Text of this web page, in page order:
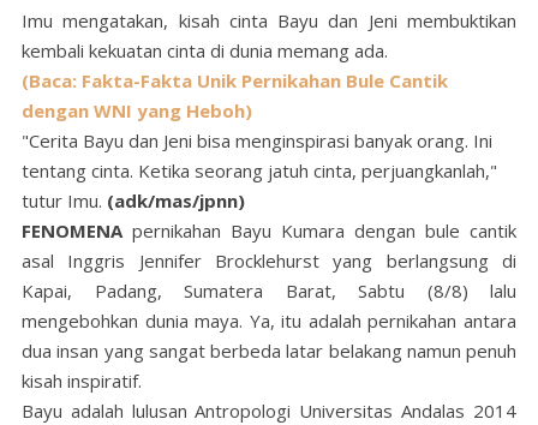
Imu mengatakan, kisah cinta Bayu dan Jeni membuktikan
kembali kekuatan cinta di dunia memang ada.
(Baca: Fakta-Fakta Unik Pernikahan Bule Cantik
dengan WNI yang Heboh)
"Cerita Bayu dan Jeni bisa menginspirasi banyak orang. Ini
tentang cinta. Ketika seorang jatuh cinta, perjuangkanlah,"
tutur Imu. (adk/mas/jpnn)
FENOMENApernikahan Bayu Kumara dengan bule cantik
asal Inggris Jennifer Brocklehurst yang berlangsung di
Kapai, Padang, Sumatera Barat, Sabtu (8/8) lalu
mengebohkan dunia maya. Ya, itu adalah pernikahan antara
dua insan yang sangat berbeda latar belakang namun penuh
kisah inspiratif.
Bayu adalah lulusan Antropologi Universitas Andalas 2014